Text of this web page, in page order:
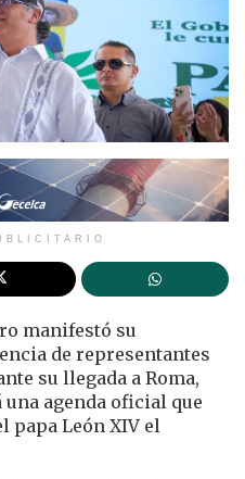
manifestó su
de representantes
su llegada a Roma,
agenda oficial que
papa León XIV el